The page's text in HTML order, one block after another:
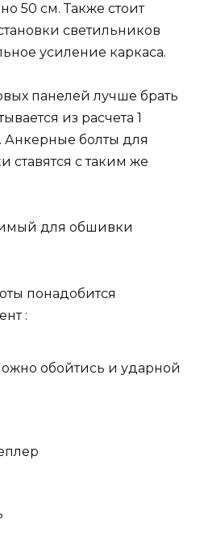
50 см. Также стоит
светильников
усиление каркаса.
панелей лучше брать
из расчета 1
Анкерные болты для
ставятся с таким же
для обшивки
понадобится
:
обойтись и ударной